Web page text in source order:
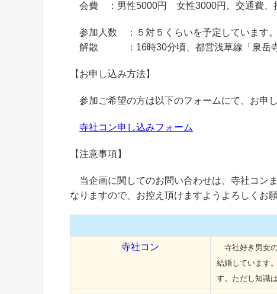
会費 ：男性5000円 女性3000円。交通費、
参加人数 ：５対５くらいを予定しています。
解散 ：16時30分頃、都営浅草線「泉岳寺
【お申し込み方法】
参加ご希望の方は以下のフォームにて、お申し
寺社コン申し込みフォーム
【注意事項】
当企画に関してのお問い合わせは、寺社コン
なりますので、お控え頂けますようよろしくお
寺社コン
寺社好き男女
結婚しています
す。ただし知識